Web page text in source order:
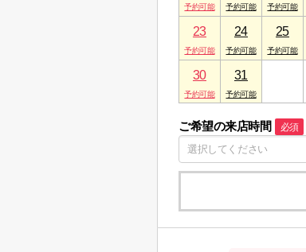
23 24 25
30 31
ご希望の来店時間 必須